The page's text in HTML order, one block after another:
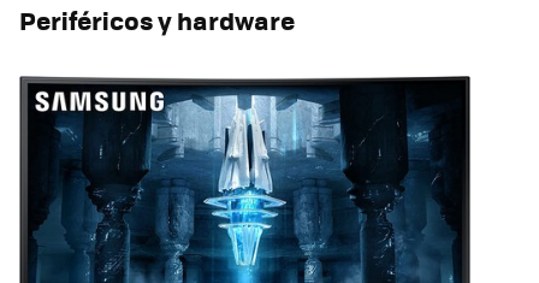
Periféricos y hardware